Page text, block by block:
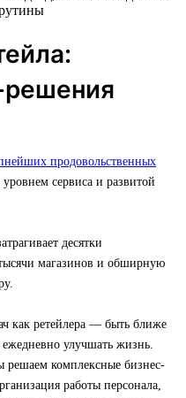
продовольственных
сервиса и развитой
десятки
магазинов и обширную
как ретейлера — быть ближе
улучшать жизнь.
комплексные бизнес-
работы персонала,